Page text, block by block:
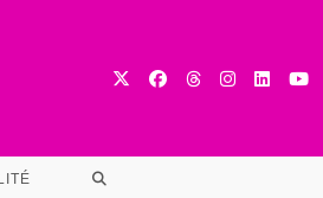
TOGGLE